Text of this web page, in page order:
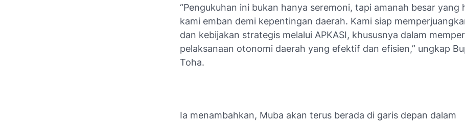
“Pengukuhan ini bukan hanya seremoni, tapi amanah besar yang
kami emban demi kepentingan daerah. Kami siap
dan kebijakan strategis melalui APKASI, khususnya dalam
pelaksanaan otonomi daerah yang efektif dan efisien,” ungkap
Toha.
Ia menambahkan, Muba akan terus berada di garis depan dalam